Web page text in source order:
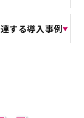
する導入事例